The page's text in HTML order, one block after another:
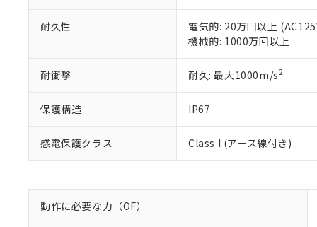
耐久性
電気的: 20万回以上
機械的: 1000万回以上
耐衝撃 耐久: 最大1000m/s2
保護構造 IP67
感電保護クラス Class I (アース線付き)
動作に必要な力（OF）